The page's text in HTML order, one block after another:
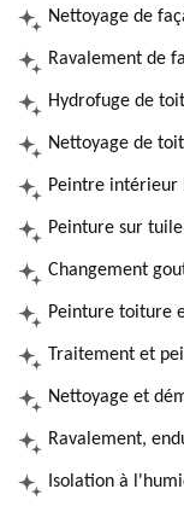
Nettoyage de
Ravalement de
Hydrofuge de
Nettoyage de
Peintre intérieur
Peinture sur
Changement
Peinture toiture
Traitement et
Nettoyage et
Ravalement,
Isolation à